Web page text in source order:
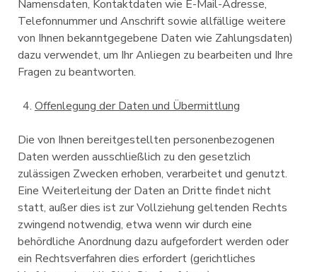
Namensdaten, Kontaktdaten wie E-Mail-Adresse,
Telefonnummer und Anschrift sowie allfällige weitere
von Ihnen bekanntgegebene Daten wie Zahlungsdaten)
dazu verwendet, um Ihr Anliegen zu bearbeiten und Ihre
Fragen zu beantworten.
Offenlegung der Daten und Übermittlung
Die von Ihnen bereitgestellten personenbezogenen
Daten werden ausschließlich zu den gesetzlich
zulässigen Zwecken erhoben, verarbeitet und genutzt.
Eine Weiterleitung der Daten an Dritte findet nicht
statt, außer dies ist zur Vollziehung geltenden Rechts
zwingend notwendig, etwa wenn wir durch eine
behördliche Anordnung dazu aufgefordert werden oder
ein Rechtsverfahren dies erfordert (gerichtliches